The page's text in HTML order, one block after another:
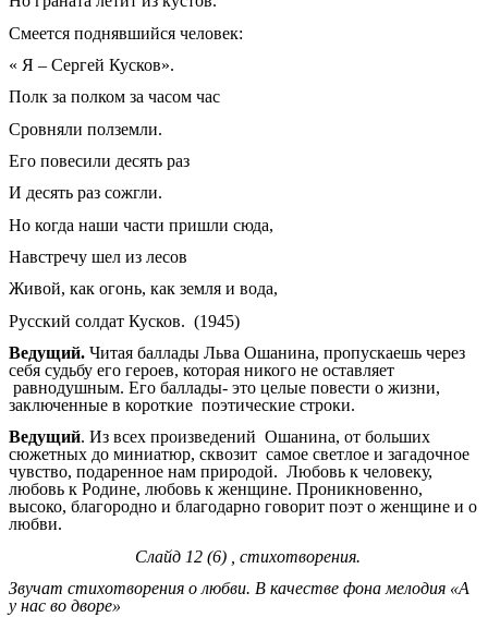
Смеется поднявшийся человек:
« Я – Сергей Кусков».
Полк за полком за часом час
Сровняли полземли.
Его повесили десять раз
И десять раз сожгли.
Но когда наши части пришли сюда,
Навстречу шел из лесов
Живой, как огонь, как земля и вода,
Русский солдат Кусков. (1945)
Ведущий. Читая баллады Льва Ошанина, пропускаешь через
себя судьбу его героев, которая никого не оставляет
равнодушным. Его баллады- это целые повести о жизни,
заключенные в короткие поэтические строки.
Ведущий. Из всех произведений Ошанина, от больших
сюжетных до миниатюр, сквозит самое светлое и загадочное
чувство, подаренное нам природой. Любовь к человеку,
любовь к Родине, любовь к женщине. Проникновенно,
высоко, благородно и благодарно говорит поэт о женщине и о
любви.
Слайд 12 (6) , стихотворения.
Звучат стихотворения о любви. В качестве фона мелодия «А
у нас во дворе»